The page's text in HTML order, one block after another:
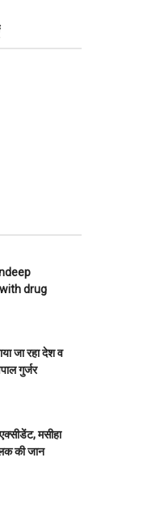
drug
जा रहा देश व
गुर्जर
मसीहा
की जान